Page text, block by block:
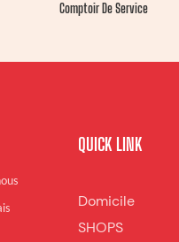
Comptoir De Service
QUICK LINK
Domicile
SHOPS